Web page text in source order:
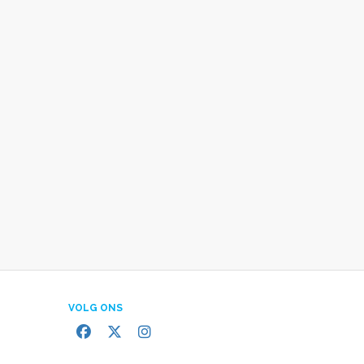
VOLG ONS